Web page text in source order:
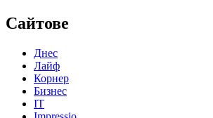
Сайтове
Днес
Лайф
Корнер
Бизнес
IT